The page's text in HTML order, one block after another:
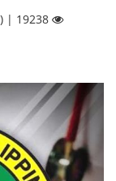
| 19238